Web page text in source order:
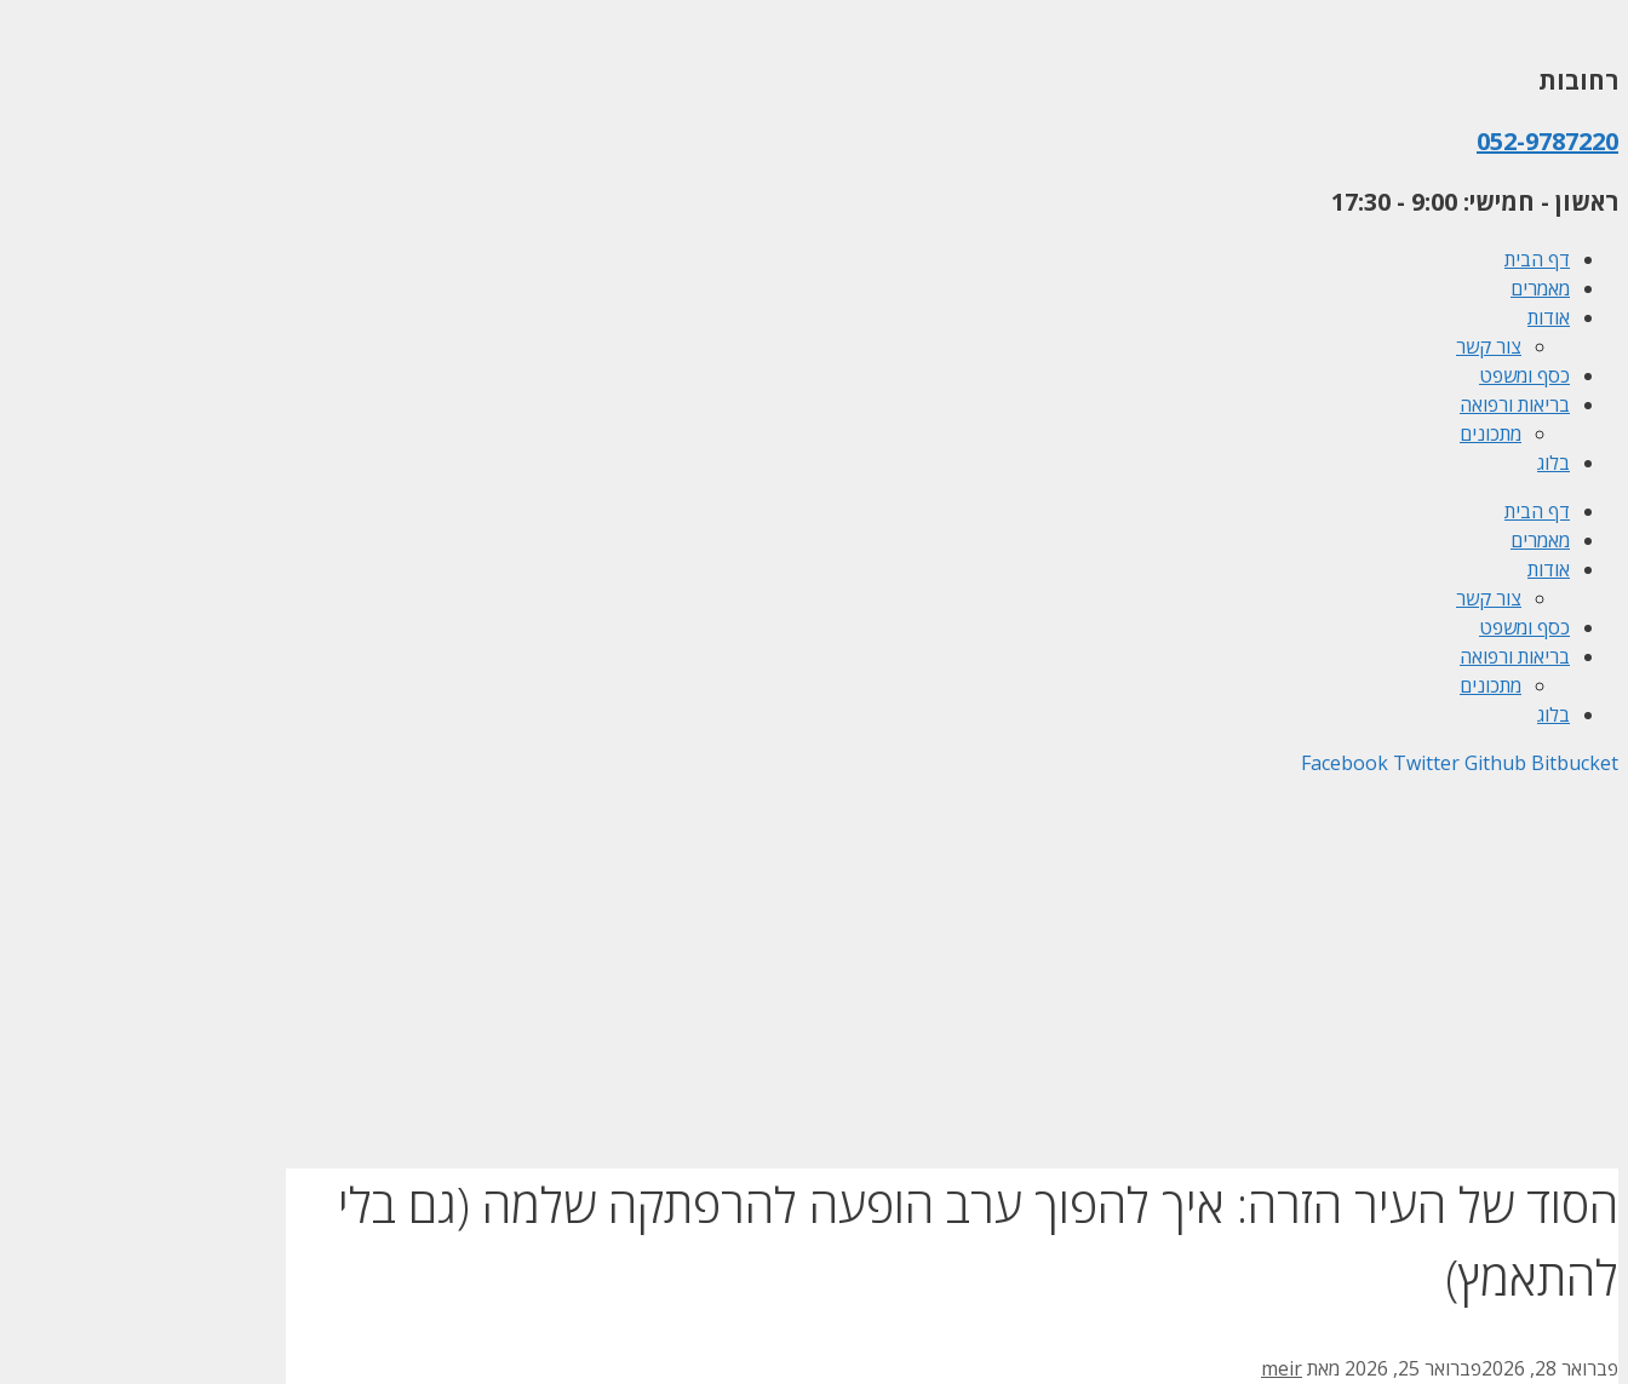
רחובות
052-9787220
ראשון - חמישי: 9:00 - 17:30
דף הבית
מאמרים
אודות
צור קשר
כסף ומשפט
בריאות ורפואה
מתכונים
בלוג
דף הבית
מאמרים
אודות
צור קשר
כסף ומשפט
בריאות ורפואה
מתכונים
בלוג
Facebook TwitterGithub Bitbucket
הסוד של העיר הזרה: איך להפוך ערב הופעה להרפתקה שלמה (גם בלי
להתאמץ)
פברואר 28, 2026 פברואר 25, 2026 מאתmeir